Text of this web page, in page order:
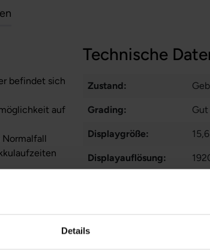
Details
befindet sich
auf
Technische
Zustand:
Grading: Gut
Displaygröße:
Displayauflösung:
CPU Generation: